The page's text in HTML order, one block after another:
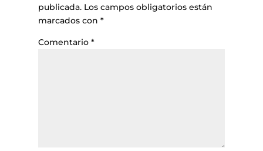
publicada. Los campos obligatorios están
marcados con *
Comentario *